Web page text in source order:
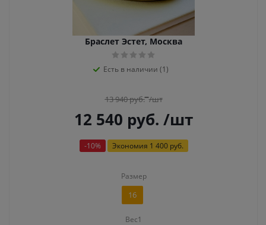
Браслет Эстет, Москва
Есть в наличии (1)
13 940руб. /шт
12 540 руб. /шт
-10% Экономия 1 400 руб.
Размер
16
Вес1